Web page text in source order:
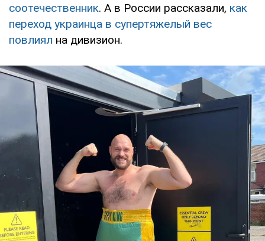
соотечественник. А в России рассказали, как
переход украинца в супертяжелый вес
повлиял на дивизион.